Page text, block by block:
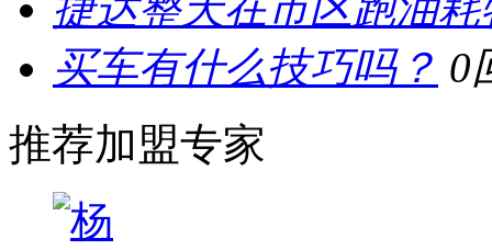
买车有什么技巧吗？ 0
推荐加盟专家